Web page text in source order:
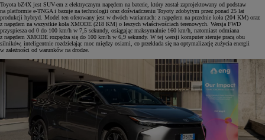
Toyota bZ4X jest SUV-em z elektrycznym napędem na baterie, który został zaprojektowany od podstaw
na platformie e-TNGA i bazuje na technologii oraz doświadczeniu Toyoty zdobytym przez ponad 25 lat
produkcji hybryd. Model ten oferowany jest w dwóch wariantach: z napędem na przednie koła (204 KM) oraz
z napędem na wszystkie koła XMODE (218 KM) o leszych właściwościach terenowych. Wersja FWD
przyspiesza od 0 do 100 km/h w 7,5 sekundy, osiągając maksymalnie 160 km/h, natomiast odmiana
z napędem XMODE rozpędza się do 100 km/h w 6,9 sekundy. W tej wersji komputer steruje pracą obu
silników, inteligentnie rozdzielając moc między osiami, co przekłada się na optymalizację zużycia energii
w zależności od warunków na drodze.